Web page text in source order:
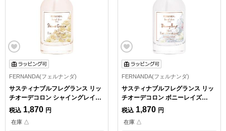
FERNANDA(フェルナンダ)
サスティナブルフレグランス リッ
チオーデコロン シャイングレイス
30ml
税込 1,870 円
在庫 △
FERNANDA(フェルナンダ)
サスティナブルフレグランス リッ
チオーデコロン ボニーレイズ
30ml
税込 1,870 円
在庫 △